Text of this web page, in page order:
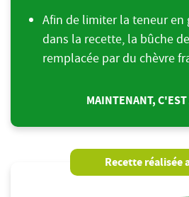
Afin de limiter la teneur en
dans la recette, la bûche
remplacée par du chèvre
MAINTENANT, C'EST
Recette réalisée